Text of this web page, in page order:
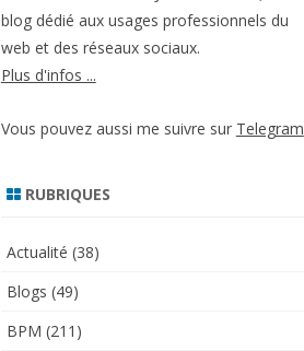
blog dédié aux usages professionnels du
web et des réseaux sociaux.
Plus d'infos ...
Vous pouvez aussi me suivre sur Telegram
RUBRIQUES
Actualité (38)
Blogs (49)
BPM (211)